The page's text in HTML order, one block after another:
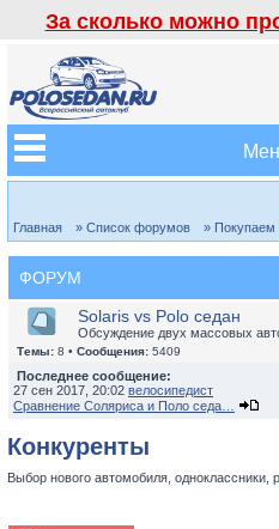
За сколько можно
Главная » Список форумов » Покупаем
ФОРУМ
Solaris vs Polo седан
Обсуждение двух массовых
Темы: 8 • Сообщения: 5409
Последнее сообщение:
27 сен 2017, 20:02 велосипедист
Сравнение Соляриса и Поло седа…
Конкуренты
Выбор нового автомобиля, одноклассники,